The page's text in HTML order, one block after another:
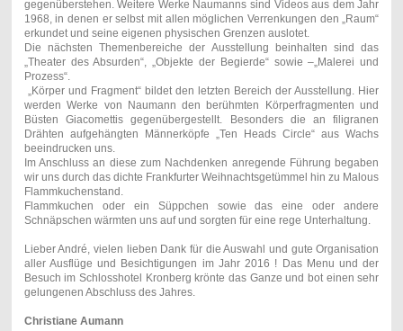
gegenüberstehen. Weitere Werke Naumanns sind Videos aus dem Jahr
1968, in denen er selbst mit allen möglichen Verrenkungen den „Raum“
erkundet und seine eigenen physischen Grenzen auslotet.
Die nächsten Themenbereiche der Ausstellung beinhalten sind das
„Theater des Absurden“, „Objekte der Begierde“ sowie –„Malerei und
Prozess“.
„Körper und Fragment“ bildet den letzten Bereich der Ausstellung. Hier
werden Werke von Naumann den berühmten Körperfragmenten und
Büsten Giacomettis gegenübergestellt. Besonders die an filigranen
Drähten aufgehängten Männerköpfe „Ten Heads Circle“ aus Wachs
beeindrucken uns.
Im Anschluss an diese zum Nachdenken anregende Führung begaben
wir uns durch das dichte Frankfurter Weihnachtsgetümmel hin zu Malous
Flammkuchenstand.
Flammkuchen oder ein Süppchen sowie das eine oder andere
Schnäpschen wärmten uns auf und sorgten für eine rege Unterhaltung.
Lieber André, vielen lieben Dank für die Auswahl und gute Organisation
aller Ausflüge und Besichtigungen im Jahr 2016 ! Das Menu und der
Besuch im Schlosshotel Kronberg krönte das Ganze und bot einen sehr
gelungenen Abschluss des Jahres.
Christiane Aumann